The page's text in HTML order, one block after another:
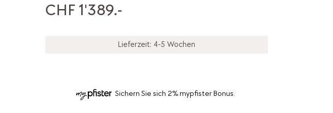
CHF 1'389.-
Lieferzeit: 4-5 Wochen
Sichern Sie sich 2% mypfister Bonus.